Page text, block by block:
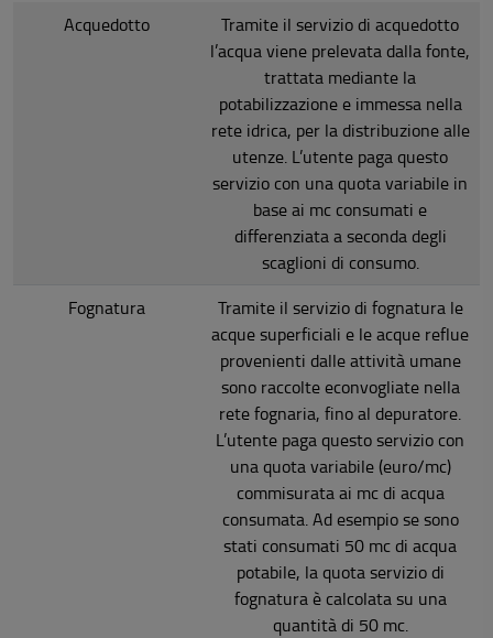
Acquedotto
Tramite il servizio di acquedotto
l’acqua viene prelevata dalla fonte,
trattata mediante la
potabilizzazione e immessa nella
rete idrica, per la distribuzione alle
utenze. L’utente paga questo
servizio con una quota variabile in
base ai mc consumati e
differenziata a seconda degli
scaglioni di consumo.
Fognatura
Tramite il servizio di fognatura le
acque superficiali e le acque reflue
provenienti dalle attività umane
sono raccolte econvogliate nella
rete fognaria, fino al depuratore.
L’utente paga questo servizio con
una quota variabile (euro/mc)
commisurata ai mc di acqua
consumata. Ad esempio se sono
stati consumati 50 mc di acqua
potabile, la quota servizio di
fognatura è calcolata su una
quantità di 50 mc.